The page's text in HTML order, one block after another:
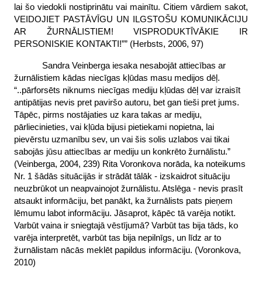
lai šo viedokli nostiprinātu vai mainītu. Citiem vārdiem sakot,
VEIDOJIET PASTĀVĪGU UN ILGSTOŠU KOMUNIKĀCIJU
AR ŽURNĀLISTIEM! VISPRODUKTĪVĀKIE IR
PERSONISKIE KONTAKTI!”” (Herbsts, 2006, 97)
Sandra Veinberga iesaka nesabojāt attiecības ar
žurnālistiem kādas niecīgas kļūdas masu medijos dēļ.
“..pārforsēts niknums niecīgas mediju kļūdas dēļ var izraisīt
antipātijas nevis pret paviršo autoru, bet gan tieši pret jums.
Tāpēc, pirms nostājaties uz kara takas ar mediju,
pārliecinieties, vai kļūda bijusi pietiekami nopietna, lai
pievērstu uzmanību sev, un vai šis solis uzlabos vai tikai
sabojās jūsu attiecības ar mediju un konkrēto žurnālistu.”
(Veinberga, 2004, 239) Rita Voronkova norāda, ka noteikums
Nr. 1 šādās situācijās ir strādāt tālāk - izskaidrot situāciju
neuzbrūkot un neapvainojot žurnālistu. Atslēga - nevis prasīt
atsaukt informāciju, bet panākt, ka žurnālists pats pieņem
lēmumu labot informāciju. Jāsaprot, kāpēc tā varēja notikt.
Varbūt vaina ir sniegtajā vēstījumā? Varbūt tas bija tāds, ko
varēja interpretēt, varbūt tas bija nepilnīgs, un līdz ar to
žurnālistam nācās meklēt papildus informāciju. (Voronkova,
2010)